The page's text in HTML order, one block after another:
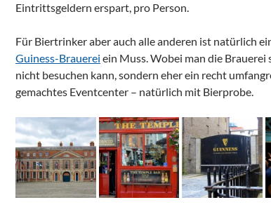
Eintrittsgeldern erspart, pro Person.
Für Biertrinker aber auch alle anderen ist natürlich
Guiness-Brauerei ein Muss. Wobei man die Brauerei
nicht besuchen kann, sondern eher ein recht
gemachtes Eventcenter – natürlich mit Bierprobe.